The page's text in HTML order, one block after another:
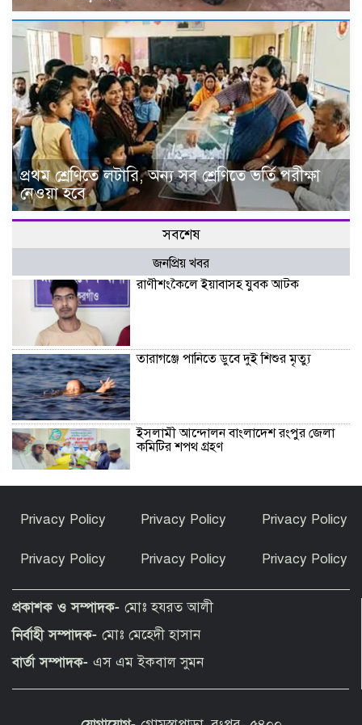
প্রথম শ্রেণিতে লটারি, অন্য সব শ্রেণিতে ভর্তি পরীক্ষা
নেওয়া হবে
সবশেষ
জনপ্রিয় খবর
রাণীশংকৈলে ইয়াবাসহ যুবক আটক
তারাগঞ্জে পানিতে ডুবে দুই শিশুর মৃত্যু
ইসলামী আন্দোলন বাংলাদেশ রংপুর জেলা
কমিটির শপথ গ্রহণ
‘রংপুর ডায়েরি’
অভিযোগে সংবাদ সম্মেলন
সৈয়দপুর ক্যান্টনমেন্ট পাবলিক স্কুল ও
কলেজের ১৩ শিক্ষার্থীর প্রতিনিধিত্ব করার
Privacy Policy Privacy Policy Privacy Policy
Privacy Policy Privacy Policy Privacy Policy
প্রকাশক ও সম্পাদক- মোঃ হযরত আলী
নির্বাহী সম্পাদক- মোঃ মেহেদী হাসান
বার্তা সম্পাদক- এস এম ইকবাল সুমন